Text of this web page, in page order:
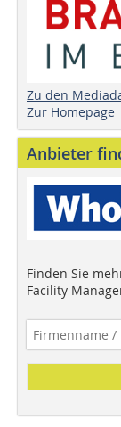
Zu den
Zur Homepage
Anbieter
Finden Sie
Facility